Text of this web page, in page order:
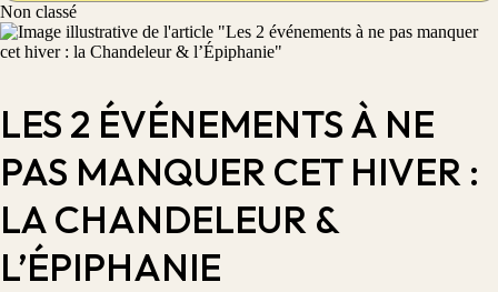
Non classé
LES 2 ÉVÉNEMENTS À NE
PAS MANQUER CET HIVER :
LA CHANDELEUR &
L’ÉPIPHANIE